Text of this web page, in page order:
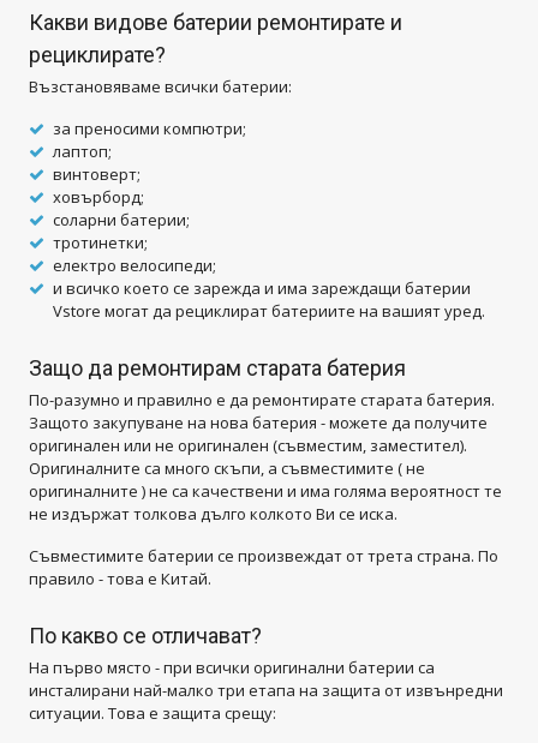
Какви видове батерии ремонтирате и
рециклирате?
Възстановяваме всички батерии:
за преносими компютри;
лаптоп;
винтоверт;
ховърборд;
соларни батерии;
тротинетки;
електро велосипеди;
и всичко което се зарежда и има зареждащи батерии
Vstore могат да рециклират батериите на вашият уред.
Защо да ремонтирам старата батерия
По-разумно и правилно е да ремонтирате старата батерия.
Защото закупуване на нова батерия - можете да получите
оригинален или не оригинален (съвместим, заместител).
Оригиналните са много скъпи, а съвместимите ( не
оригиналните ) не са качествени и има голяма вероятност те
не издържат толкова дълго колкото Ви се иска.
Съвместимите батерии се произвеждат от трета страна. По
правило - това е Китай.
По какво се отличават?
На първо място - при всички оригинални батерии са
инсталирани най-малко три етапа на защита от извънредни
ситуации. Това е защита срещу: